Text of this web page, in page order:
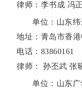
律师：李书成 冯正
单位：山东纬
地址：青岛市香港
电话：83860161
律师： 孙丕武 张晓
单位：山东广